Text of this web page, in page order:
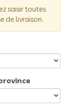
saisir toutes
de livraison.